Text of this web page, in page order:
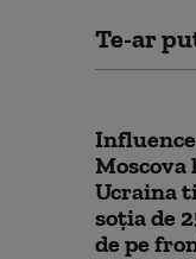
Te-ar
Ucraina
soția de
de pe